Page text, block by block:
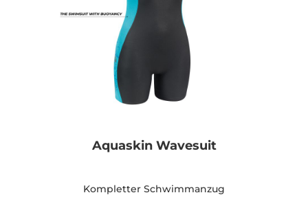
Aquaskin Wavesuit
Kompletter Schwimmanzug